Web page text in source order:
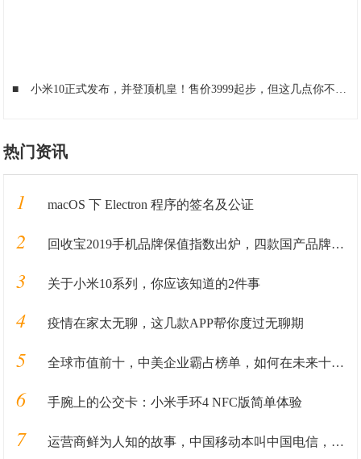
■ 小米10正式发布，并登顶机皇！售价3999起步，但这几点你不得不知
热门资讯
1 macOS 下 Electron 程序的签名及公证
2 回收宝2019手机品牌保值指数出炉，四款国产品牌保值率超华为
3 关于小米10系列，你应该知道的2件事
4 疫情在家太无聊，这几款APP帮你度过无聊期
5 全球市值前十，中美企业霸占榜单，如何在未来十年里长盛不衰
6 手腕上的公交卡：小米手环4 NFC版简单体验
7 运营商鲜为人知的故事，中国移动本叫中国电信，电信本来叫什么？